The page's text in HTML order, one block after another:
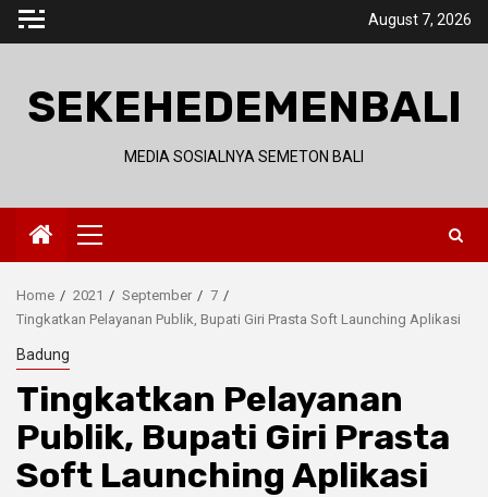
Skip
August 7, 2026
SEKEHEDEMENBALI
MEDIA SOSIALNYA SEMETON BALI
Primary
Menu
Home 2021 September
7
Tingkatkan Pelayanan Publik, Bupati Giri Prasta Soft Launching Aplikasi
Badung
Tingkatkan Pelayanan
Publik, Bupati Giri Prasta
Soft Launching Aplikasi